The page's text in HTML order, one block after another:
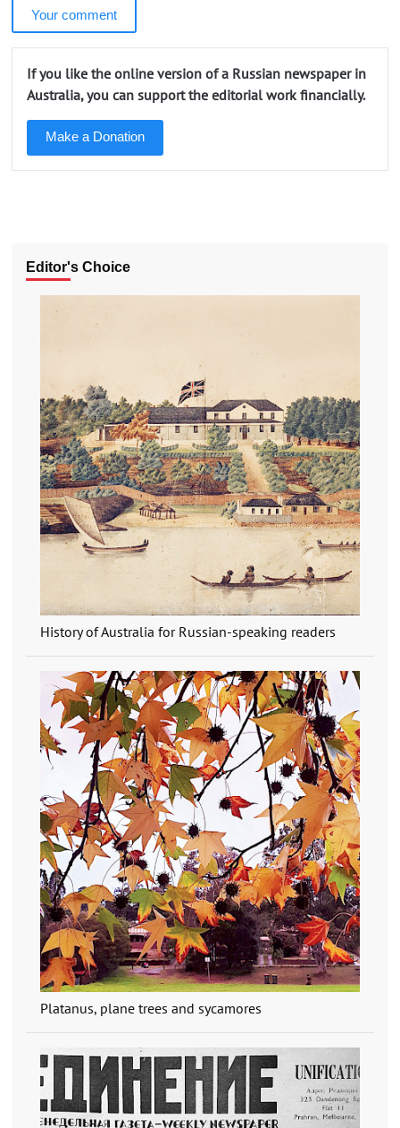
Your comment
If you like the online version of a Russian newspaper in
Australia, you can support the editorial work financially.
Make a Donation
Editor's Choice
History of Australia for Russian-speaking readers
Platanus, plane trees and sycamores